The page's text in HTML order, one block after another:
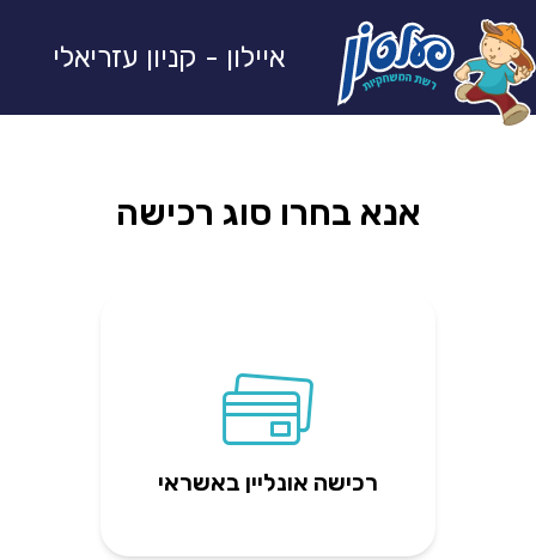
איילון - קניון עזריאלי
אנא בחרו סוג רכישה
רכישה אונליין באשראי